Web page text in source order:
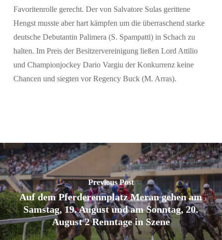
Favoritenrolle gerecht. Der von Salvatore Sulas gerittene
Hengst musste aber hart kämpfen um die überraschend starke
deutsche Debutantin Palimera (S. Spampatti) in Schach zu
halten. Im Preis der Besitzervereinigung ließen Lord Attilio
und Championjockey Dario Vargiu der Konkurrenz keine
Chancen und siegten vor Regency Buck (M. Arras).
Previous Post
Auf dem Pferderennplatz Meran gehen am
Samstag, 19. August und am Sonntag, 20.
August 2 Renntage in Szene